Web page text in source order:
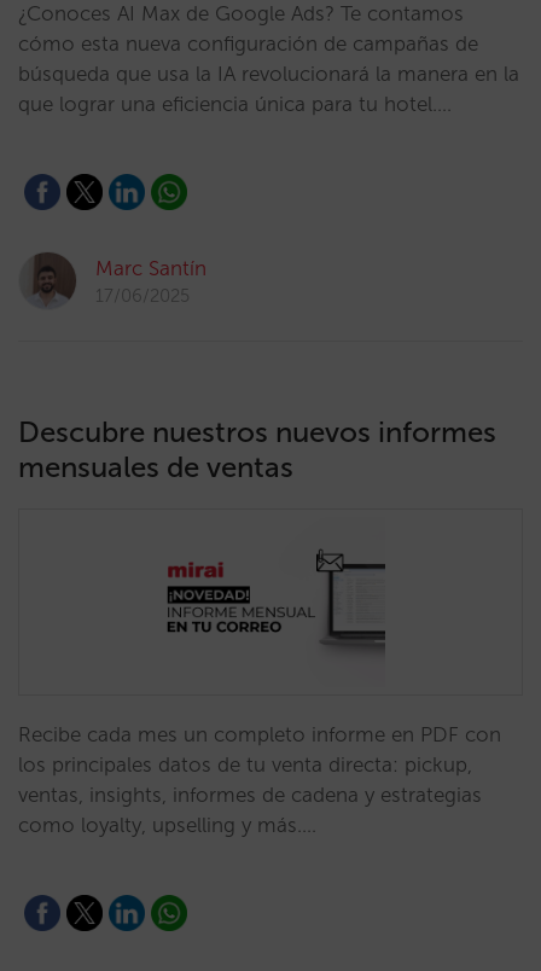
¿Conoces AI Max de Google Ads? Te contamos
cómo esta nueva configuración de campañas de
búsqueda que usa la IA revolucionará la manera en la
que lograr una eficiencia única para tu hotel.…
Marc Santín
17/06/2025
Descubre nuestros nuevos informes
mensuales de ventas
Recibe cada mes un completo informe en PDF con
los principales datos de tu venta directa: pickup,
ventas, insights, informes de cadena y estrategias
como loyalty, upselling y más.…